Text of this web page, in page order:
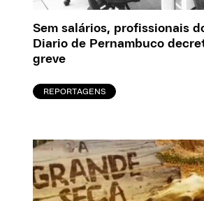
Sem salários, profissionais
Diario de Pernambuco
greve
REPORTAGENS